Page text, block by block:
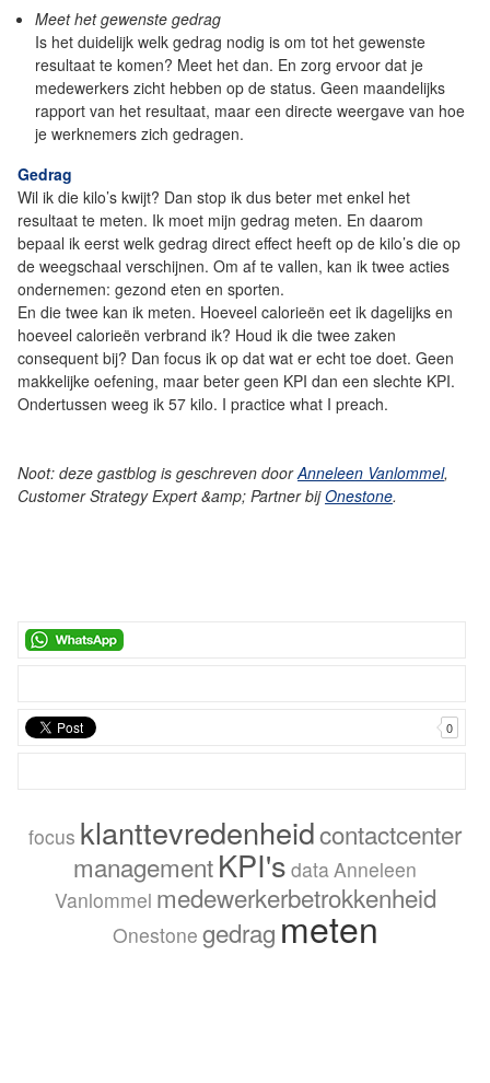
Meet het gewenste gedrag
Is het duidelijk welk gedrag nodig is om tot het gewenste
resultaat te komen? Meet het dan. En zorg ervoor dat je
medewerkers zicht hebben op de status. Geen maandelijks
rapport van het resultaat, maar een directe weergave van hoe
je werknemers zich gedragen.
Gedrag
Wil ik die kilo’s kwijt? Dan stop ik dus beter met enkel het
resultaat te meten. Ik moet mijn gedrag meten. En daarom
bepaal ik eerst welk gedrag direct effect heeft op de kilo’s die op
de weegschaal verschijnen. Om af te vallen, kan ik twee acties
ondernemen: gezond eten en sporten.
En die twee kan ik meten. Hoeveel calorieën eet ik dagelijks en
hoeveel calorieën verbrand ik? Houd ik die twee zaken
consequent bij? Dan focus ik op dat wat er echt toe doet. Geen
makkelijke oefening, maar beter geen KPI dan een slechte KPI.
Ondertussen weeg ik 57 kilo. I practice what I preach.
Noot: deze gastblog is geschreven doorAnneleen Vanlommel,
Customer Strategy Expert &amp; Partner bijOnestone.
0
focus klanttevredenheidcontactcenter
managementKPI's dataAnneleen
Vanlommel medewerkerbetrokkenheid
Onestone gedrag meten